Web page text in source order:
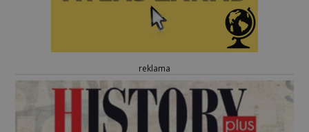
reklama